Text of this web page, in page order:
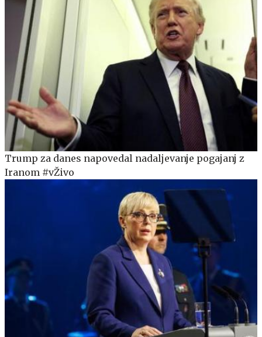
Trump za danes napovedal nadaljevanje pogajanj z
Iranom #vŽivo